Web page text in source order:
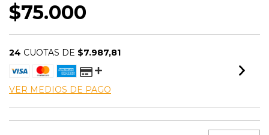
$75.000
24 CUOTAS DE $7.987,81
VER MEDIOS DE PAGO